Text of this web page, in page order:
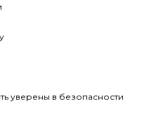
уверены в безопасности